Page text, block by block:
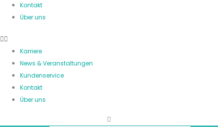
Kontakt
Über uns
Karriere
News & Veranstaltungen
Kundenservice
Kontakt
Über uns